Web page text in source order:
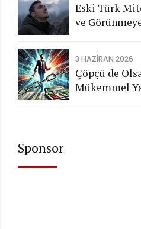
Eski Türk
ve
3 HAZIRAN 2026
Çöpçü de
Mükemmel
Sponsor